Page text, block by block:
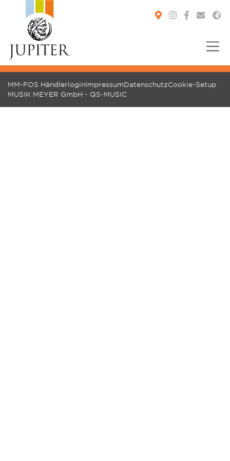
MM-FOS HändlerloginImpressumDatenschutzCookie-Setup
MUSIK MEYER GmbH - QS-MUSIC